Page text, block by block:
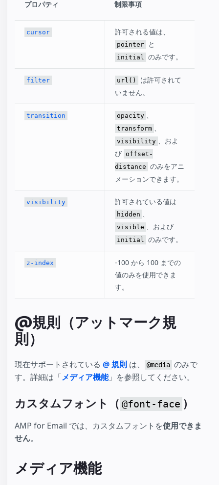
プロパティ 制限事項
cursor 許可される値は、
pointer と
initial のみです。
filter url()
は許可されて
いません。
transition opacity 、
transform 、
visibility 、およ
び offset-
distance のみをアニ
メーションできます。
visibility 許可されている値は
hidden 、
visible 、および
initial のみです。
z-index
-100 から 100 までの
値のみを使用できま
す。
@規則（アットマーク規
則）
現在サポートされている @ 規則 は、 @media のみで
す。詳細は「メディア機能」を参照してください。
カスタムフォント（ @font-face ）
AMP for Email では、カスタムフォントを使用できま
せん。
メディア機能